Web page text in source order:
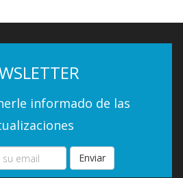
informado de las
Enviar